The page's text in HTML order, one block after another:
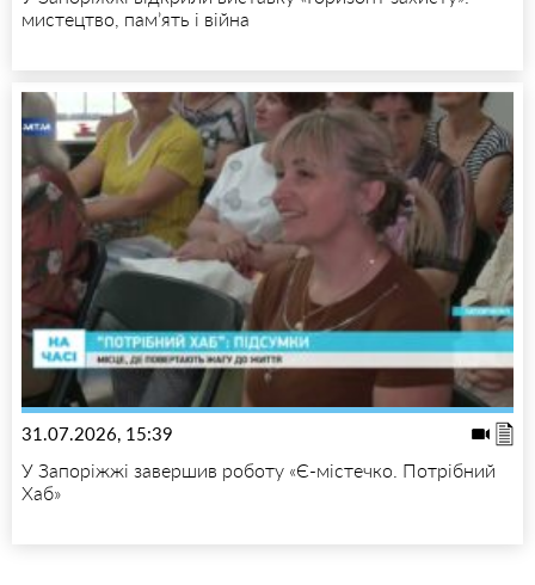
мистецтво, пам’ять і війна
31.07.2026, 15:39
У Запоріжжі завершив роботу «Є-містечко. Потрібний
Хаб»